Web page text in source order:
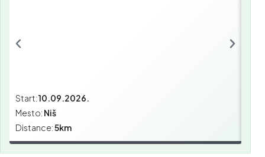
Start:10.09.2026.
Mesto: Niš
Distance:5km